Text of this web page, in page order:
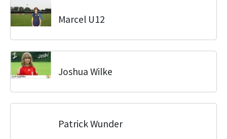
Marcel U12
Joshua Wilke
Patrick Wunder